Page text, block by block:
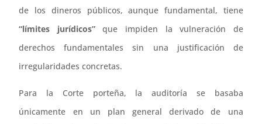
de los dineros públicos, aunque fundamental, tiene
“límites jurídicos”que impiden la vulneración de
derechos fundamentales sin una justificación de
irregularidades concretas.
Para la Corte porteña, la auditoría se basaba
únicamente en un plan general derivado de una